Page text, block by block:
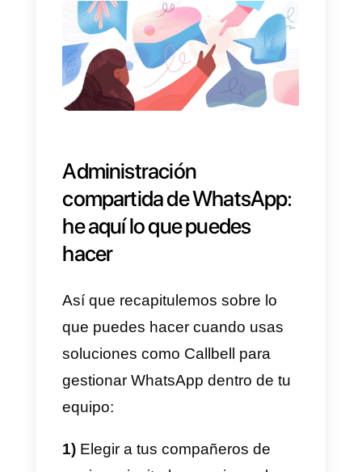
atención al cliente?
Desde el lanzamiento de las API,
WhatsApp ha permitido
API, tanto a las primeras grandes
empresas directamente, como a
proveedores de servicios que se
de softwaread hoc para la
gestión de este canal.
Esto significa que no solo es
posible administrar la
entrada de WhatsApp